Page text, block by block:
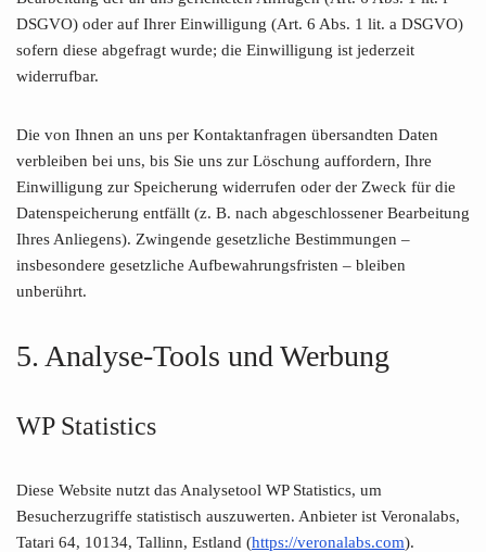
DSGVO) oder auf Ihrer Einwilligung (Art. 6 Abs. 1 lit. a DSGVO)
sofern diese abgefragt wurde; die Einwilligung ist jederzeit
widerrufbar.
Die von Ihnen an uns per Kontaktanfragen übersandten Daten
verbleiben bei uns, bis Sie uns zur Löschung auffordern, Ihre
Einwilligung zur Speicherung widerrufen oder der Zweck für die
Datenspeicherung entfällt (z. B. nach abgeschlossener Bearbeitung
Ihres Anliegens). Zwingende gesetzliche Bestimmungen –
insbesondere gesetzliche Aufbewahrungsfristen – bleiben
unberührt.
5. Analyse-Tools und Werbung
WP Statistics
Diese Website nutzt das Analysetool WP Statistics, um
Besucherzugriffe statistisch auszuwerten. Anbieter ist Veronalabs,
Tatari 64, 10134, Tallinn, Estland (https://veronalabs.com).